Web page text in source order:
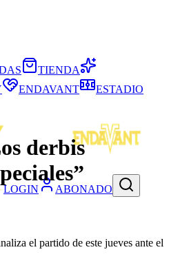
LOGIN ABONADO
TIENDA
ENDAVANT ESTADIO
derbis
el partido de este jueves ante el